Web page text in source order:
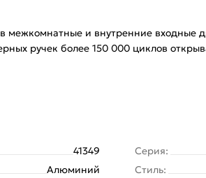
и внутренние входные
ручек более 150 000 циклов
41349
Алюминий
Серия:
Стиль: